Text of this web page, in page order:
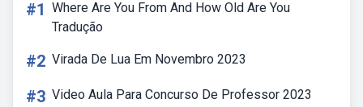
#1 Where Are You From And How Old Are You
Tradução
#2 Virada De Lua Em Novembro 2023
#3 Video Aula Para Concurso De Professor 2023